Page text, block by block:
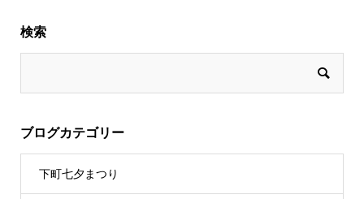
検索
ブログカテゴリー
下町七夕まつり